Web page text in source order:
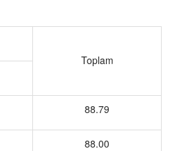
Toplam
88.79
88.00